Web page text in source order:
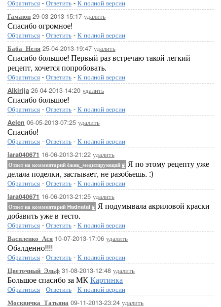
Обратиться - Ответить - К полной версии
Гамаюн 29-03-2013-15:17 удалить
Спасибо огромное!
Обратиться - Ответить - К полной версии
Баба_Неля 25-04-2013-19:47 удалить
Спасибо большое! Первый раз встречаю такой легкий
рецепт, хочется попробовать.
Обратиться - Ответить - К полной версии
Alkirija 26-04-2013-14:20 удалить
Спасибо большое!
Обратиться - Ответить - К полной версии
Aelen 06-05-2013-07:25 удалить
Спасибо!
Обратиться - Ответить - К полной версии
lara040671 16-06-2013-21:22 удалить
Ответ на комментарий ёжик_медитирующий # Я по этому рецепту уже
делала поделки, застывает, не разобьешь. :)
Обратиться - Ответить - К полной версии
lara040671 16-06-2013-21:25 удалить
Ответ на комментарий Hadnatal # Я подумывала акриловой краски
добавить уже в тесто.
Обратиться - Ответить - К полной версии
Василенко_Ася 10-07-2013-17:06 удалить
Обалденно!!!!
Обратиться - Ответить - К полной версии
Цветочный_Эльф 31-08-2013-12:48 удалить
Большое спасибо за МККартинка
Обратиться - Ответить - К полной версии
Москвичка_Татьяна 09-11-2013-23:24 удалить